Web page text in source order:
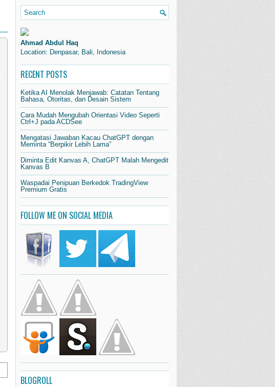
Ahmad Abdul Haq
Location: Denpasar, Bali, Indonesia
RECENT POSTS
Ketika AI Menolak Menjawab: Catatan Tentang
Bahasa, Otoritas, dan Desain Sistem
Cara Mudah Mengubah Orientasi Video Seperti
Ctrl+J pada ACDSee
Mengatasi Jawaban Kacau ChatGPT dengan
Meminta “Berpikir Lebih Lama”
Diminta Edit Kanvas A, ChatGPT Malah Mengedit
Kanvas B
Waspadai Penipuan Berkedok TradingView
Premium Gratis
FOLLOW ME ON SOCIAL MEDIA
BLOGROLL